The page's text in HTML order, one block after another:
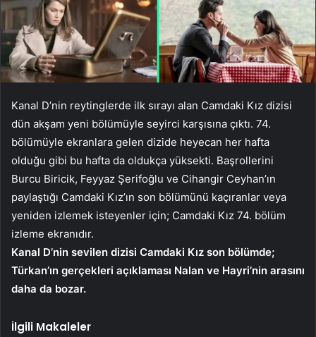
Kanal D’nin reytinglerde ilk sırayı alan Camdaki Kız dizisi
dün akşam yeni bölümüyle seyirci karşısına çıktı. 74.
bölümüyle ekranlara gelen dizide heyecan her hafta
olduğu gibi bu hafta da oldukça yüksekti. Başrollerini
Burcu Biricik, Feyyaz Şerifoğlu ve Cihangir Ceyhan’ın
paylaştığı Camdaki Kız’ın son bölümünü kaçıranlar veya
yeniden izlemek isteyenler için; Camdaki Kız 74. bölüm
izleme ekranıdır.
Kanal D’nin sevilen dizisi Camdaki Kız son bölümde;
Türkan’ın gerçekleri açıklaması Nalan ve Hayri’nin arasını
daha da bozar.
İlgili Makaleler